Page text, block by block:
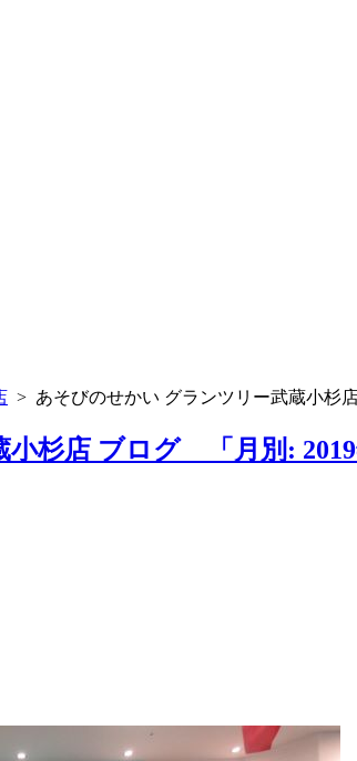
> あそびのせかい グランツリー武蔵小杉
杉店 ブログ 「月別: 2019